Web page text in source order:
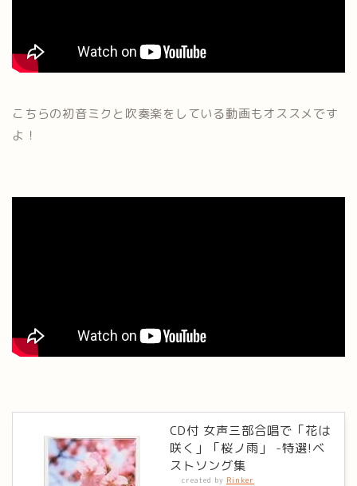
こちらの初音ミクと吹奏楽をしている動画もオススメです
よ！
CD付 女声三部合唱で「花は
咲く」「桜ノ雨」 -特選!ベ
ストソング集
created by Rinker